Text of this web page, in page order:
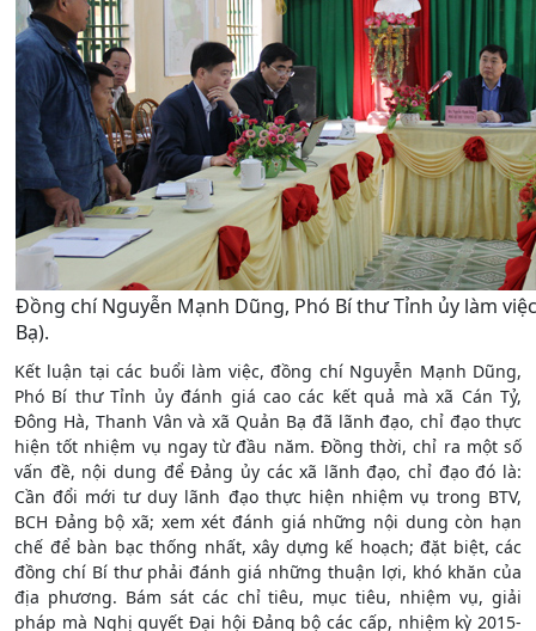
Đồng chí Nguyễn Mạnh Dũng, Phó Bí thư Tỉnh ủy làm
Bạ).
Kết luận tại các buổi làm việc, đồng chí Nguyễn Mạnh Dũng,
Phó Bí thư Tỉnh ủy đánh giá cao các kết quả mà xã Cán Tỷ,
Đông Hà, Thanh Vân và xã Quản Bạ đã lãnh đạo, chỉ đạo thực
hiện tốt nhiệm vụ ngay từ đầu năm. Đồng thời, chỉ ra một số
vấn đề, nội dung để Đảng ủy các xã lãnh đạo, chỉ đạo đó là:
Cần đổi mới tư duy lãnh đạo thực hiện nhiệm vụ trong BTV,
BCH Đảng bộ xã; xem xét đánh giá những nội dung còn hạn
chế để bàn bạc thống nhất, xây dựng kế hoạch; đặt biệt, các
đồng chí Bí thư phải đánh giá những thuận lợi, khó khăn của
địa phương. Bám sát các chỉ tiêu, mục tiêu, nhiệm vụ, giải
pháp mà Nghị quyết Đại hội Đảng bộ các cấp, nhiệm kỳ 2015-